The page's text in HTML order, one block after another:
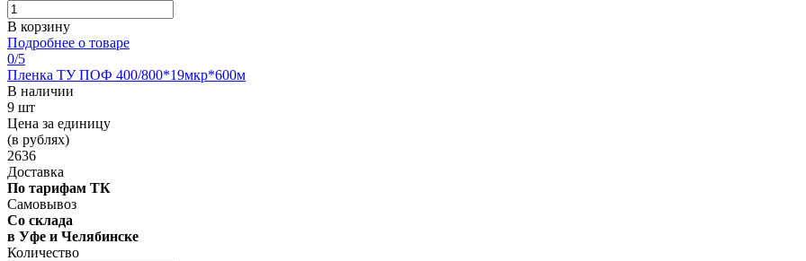
В корзину
Подробнее о товаре
0/5
Пленка ТУ ПОФ 400/800*19мкр*600м
В наличии
9 шт
Цена за единицу
(в рублях)
2636
Доставка
По тарифам ТК
Самовывоз
Со склада
в Уфе и Челябинске
Количество